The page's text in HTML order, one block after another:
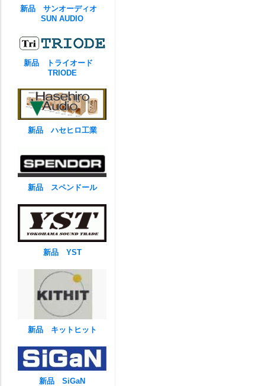
新品 サンオーディオ
SUN AUDIO
新品 トライオード
TRIODE
新品 ハセヒロ工業
新品 スペンドール
新品 YST
新品 キットヒット
新品 SiGaN